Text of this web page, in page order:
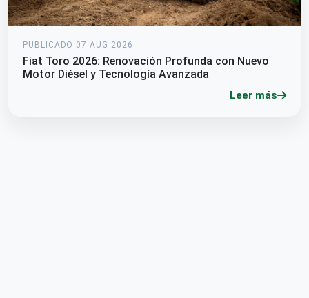
PUBLICADO 07 AUG 2026
Fiat Toro 2026: Renovación Profunda con Nuevo
Motor Diésel y Tecnología Avanzada
Leer más